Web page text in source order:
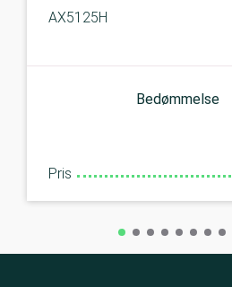
AX5125H
Bedømmelse
Pris